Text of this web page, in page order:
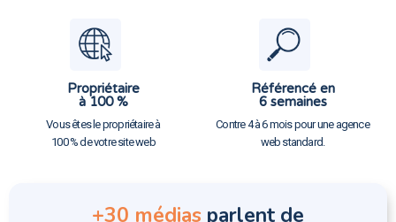
Propriétaire
à 100 %
Vous êtes le propriétaire à
100 % de votre site web
Référencé en
6 semaines
Contre 4 à 6 mois pour une agence
web standard.
+30 médias parlent de